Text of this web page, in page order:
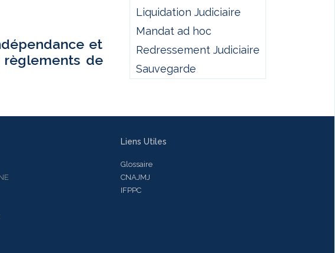
et
de
Liquidation Judiciaire
Mandat ad hoc
Redressement Judiciaire
Sauvegarde
Liens Utiles
Glossaire
CNAJMJ
IFPPC